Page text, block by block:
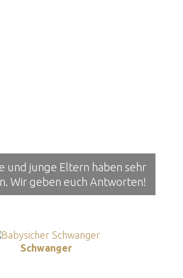
und junge Eltern haben sehr
Wir geben euch Antworten!
Schwanger